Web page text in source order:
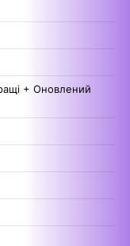
+ Оновлений